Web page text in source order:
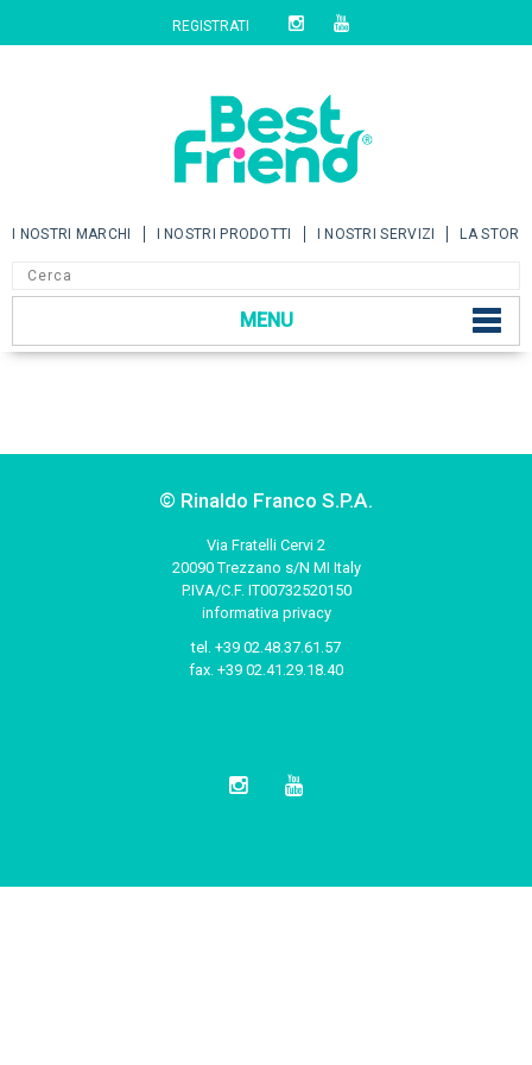
REGISTRATI
I NOSTRI MARCHI I NOSTRI PRODOTTI I NOSTRI SERVIZI LA
MENU
© Rinaldo Franco S.P.A.
Via Fratelli Cervi 2
20090 Trezzano s/N MI Italy
P.IVA/C.F. IT00732520150
informativa privacy
tel. +39 02.48.37.61.57
fax. +39 02.41.29.18.40